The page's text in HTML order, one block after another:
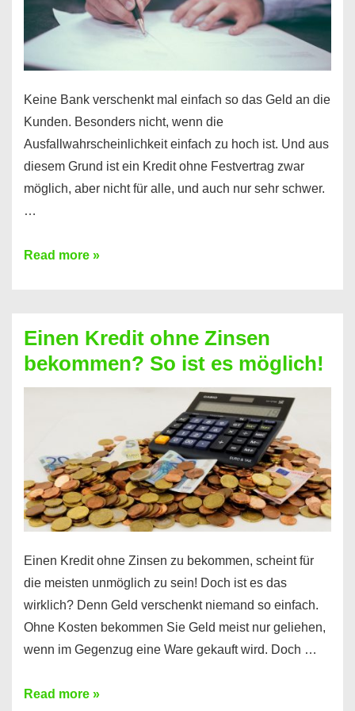
möglich!
Keine Bank verschenkt mal einfach so das Geld an die
Kunden. Besonders nicht, wenn die
Ausfallwahrscheinlichkeit einfach zu hoch ist. Und aus
diesem Grund ist ein Kredit ohne Festvertrag zwar
möglich, aber nicht für alle, und auch nur sehr schwer.
…
Ist
Festvertrag
für
jeden
erfahren
Sie
es
Read more »
Einen Kredit ohne Zinsen
bekommen? So ist es möglich!
Einen Kredit ohne Zinsen zu bekommen, scheint für
die meisten unmöglich zu sein! Doch ist es das
wirklich? Denn Geld verschenkt niemand so einfach.
Ohne Kosten bekommen Sie Geld meist nur geliehen,
wenn im Gegenzug eine Ware gekauft wird. Doch …
Einen
Read more »